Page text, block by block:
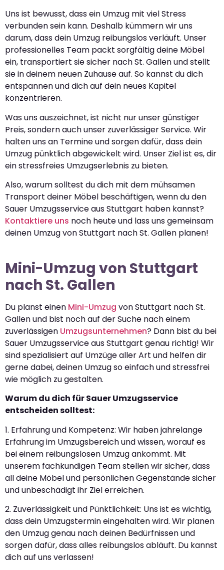
Uns ist bewusst, dass ein Umzug mit viel Stress
verbunden sein kann. Deshalb kümmern wir uns
darum, dass dein Umzug reibungslos verläuft. Unser
professionelles Team packt sorgfältig deine Möbel
ein, transportiert sie sicher nach St. Gallen und stellt
sie in deinem neuen Zuhause auf. So kannst du dich
entspannen und dich auf dein neues Kapitel
konzentrieren.
Was uns auszeichnet, ist nicht nur unser günstiger
Preis, sondern auch unser zuverlässiger Service. Wir
halten uns an Termine und sorgen dafür, dass dein
Umzug pünktlich abgewickelt wird. Unser Ziel ist es, dir
ein stressfreies Umzugserlebnis zu bieten.
Also, warum solltest du dich mit dem mühsamen
Transport deiner Möbel beschäftigen, wenn du den
Sauer Umzugsservice aus Stuttgart haben kannst?
Kontaktiere uns noch heute und lass uns gemeinsam
deinen Umzug von Stuttgart nach St. Gallen planen!
Mini-Umzug von Stuttgart
nach St. Gallen
Du planst einen Mini-Umzug von Stuttgart nach St.
Gallen und bist noch auf der Suche nach einem
zuverlässigen Umzugsunternehmen? Dann bist du bei
Sauer Umzugsservice aus Stuttgart genau richtig! Wir
sind spezialisiert auf Umzüge aller Art und helfen dir
gerne dabei, deinen Umzug so einfach und stressfrei
wie möglich zu gestalten.
Warum du dich für Sauer Umzugsservice
entscheiden solltest:
1. Erfahrung und Kompetenz: Wir haben jahrelange
Erfahrung im Umzugsbereich und wissen, worauf es
bei einem reibungslosen Umzug ankommt. Mit
unserem fachkundigen Team stellen wir sicher, dass
all deine Möbel und persönlichen Gegenstände sicher
und unbeschädigt ihr Ziel erreichen.
2. Zuverlässigkeit und Pünktlichkeit: Uns ist es wichtig,
dass dein Umzugstermin eingehalten wird. Wir planen
den Umzug genau nach deinen Bedürfnissen und
sorgen dafür, dass alles reibungslos abläuft. Du kannst
dich auf uns verlassen!